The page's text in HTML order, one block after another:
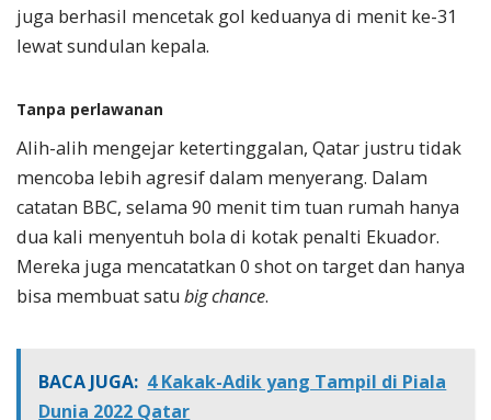
juga berhasil mencetak gol keduanya di menit ke-31
lewat sundulan kepala.
Tanpa perlawanan
Alih-alih mengejar ketertinggalan, Qatar justru tidak
mencoba lebih agresif dalam menyerang. Dalam
catatan BBC, selama 90 menit tim tuan rumah hanya
dua kali menyentuh bola di kotak penalti Ekuador.
Mereka juga mencatatkan 0 shot on target dan hanya
bisa membuat satu big chance.
BACA JUGA: 4 Kakak-Adik yang Tampil di Piala
Dunia 2022 Qatar